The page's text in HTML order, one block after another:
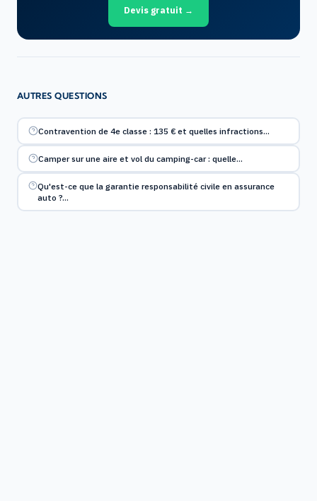
Devis gratuit →
AUTRES QUESTIONS
Contravention de 4e classe : 135 € et quelles infractions…
Camper sur une aire et vol du camping-car : quelle…
Qu'est-ce que la garantie responsabilité civile en assurance
auto ?…